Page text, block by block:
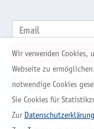
Email
Hiermit erkläre
folgende Daten,
Verband der
Zwecke der
rund um den
Wir verwenden Cookies,
Webseite zu
notwendige Cookies
Sie Cookies für
Zur Datenschutzerklärung